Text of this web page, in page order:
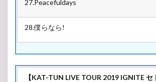
27.Peacefuldays
28.僕らなら!
【KAT-TUN LIVE TOUR 2019 IGNITE セ